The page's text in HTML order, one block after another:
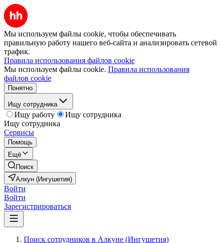
Мы используем файлы cookie, чтобы обеспечивать
правильную работу нашего веб-сайта и анализировать сетевой
трафик.
Правила использования файлов cookie
Мы используем файлы cookie. Правила использования
файлов cookie
Понятно
Ищу сотрудника
Ищу работу
Ищу сотрудника
Ищу сотрудника
Сервисы
Помощь
Ещё
Поиск
Алкун (Ингушетия)
Войти
Войти
Зарегистрироваться
Поиск сотрудников в Алкуне (Ингушетия)